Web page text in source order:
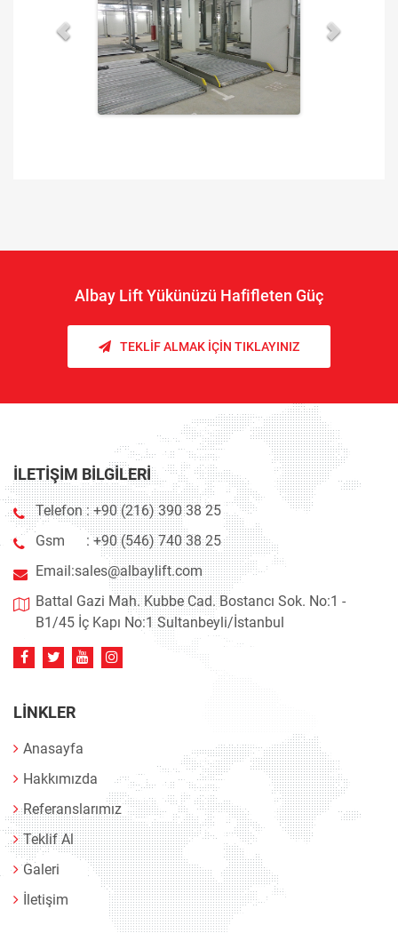
Albay Lift Yükünüzü Hafifleten Güç
TEKLIF ALMAK İÇIN TIKLAYINIZ
İLETIŞIM BILGILERI
Telefon :+90 (216) 390 38 25
Gsm :+90 (546) 740 38 25
Email:sales@albaylift.com
Battal Gazi Mah. Kubbe Cad. Bostancı Sok. No:1 -
B1/45 İç Kapı No:1 Sultanbeyli/İstanbul
LINKLER
Anasayfa
Hakkımızda
Referanslarımız
Teklif Al
Galeri
İletişim